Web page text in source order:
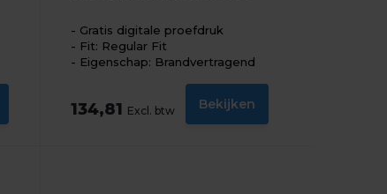
Gratis digitale proefdruk
Fit: Regular Fit
Eigenschap: Brandvertragend
134,81 Excl. btw Bekijken